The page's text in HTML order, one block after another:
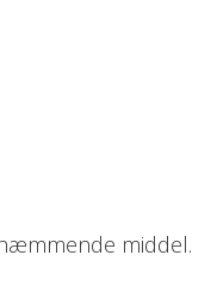
middel.